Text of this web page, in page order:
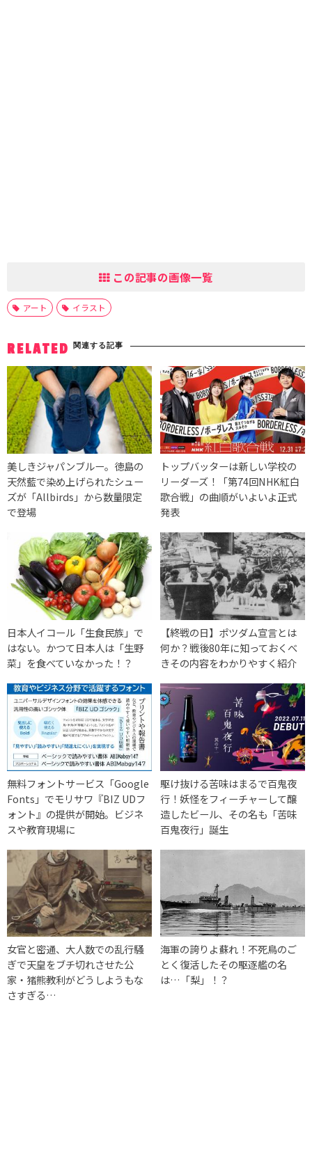
この記事の画像一覧
アート イラスト
RELATED 関連する記事
美しきジャパンブルー。徳島の
天然藍で染め上げられたシュー
ズが「Allbirds」から数量限定
で登場
トップバッターは新しい学校の
リーダーズ！「第74回NHK紅白
歌合戦」の曲順がいよいよ正式
発表
日本人イコール「生食民族」で
はない。かつて日本人は「生野
菜」を食べていなかった！？
【終戦の日】ポツダム宣言とは
何か？戦後80年に知っておくべ
きその内容をわかりやすく紹介
無料フォントサービス「Google
Fonts」でモリサワ『BIZ UDフ
ォント』の提供が開始。ビジネ
スや教育現場に
駆け抜ける苦味はまるで百鬼夜
行！妖怪をフィーチャーして醸
造したビール、その名も「苦味
百鬼夜行」誕生
女官と密通、大人数での乱行騒
ぎで天皇をブチ切れさせた公
家・猪熊教利がどうしようもな
さすぎる…
海軍の誇りよ蘇れ！不死鳥のご
とく復活したその駆逐艦の名
は…「梨」！？